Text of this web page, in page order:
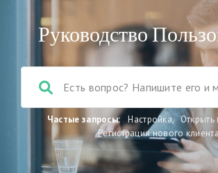
Руководство
Частые запросы: Настройка,
Регистрация нового